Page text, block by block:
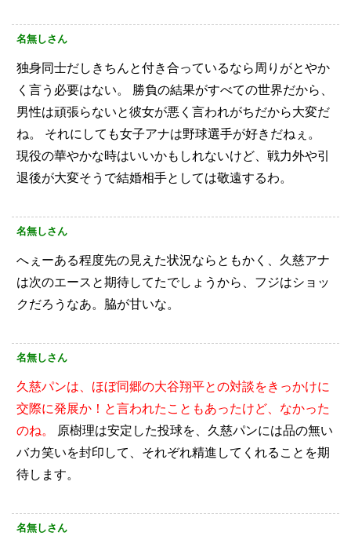
名無しさん
独身同士だしきちんと付き合っているなら周りがとやか
く言う必要はない。
勝負の結果がすべての世界だから、
男性は頑張らないと彼女が悪く言われがちだから大変だ
ね。
それにしても女子アナは野球選手が好きだねぇ。
現役の華やかな時はいいかもしれないけど、戦力外や引
退後が大変そうで結婚相手としては敬遠するわ。
名無しさん
へぇーある程度先の見えた状況ならともかく、久慈アナ
は次のエースと期待してたでしょうから、フジはショッ
クだろうなあ。脇が甘いな。
名無しさん
久慈パンは、ほぼ同郷の大谷翔平との対談をきっかけに
交際に発展か！と言われたこともあったけど、なかった
のね。
原樹理は安定した投球を、久慈パンには品の無い
バカ笑いを封印して、それぞれ精進してくれることを期
待します。
名無しさん